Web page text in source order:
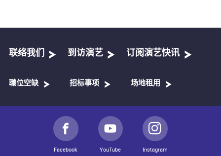
联络我们 到访演艺 订阅演艺快讯
職位空缺 招标事项 场地租用
Facebook YouTube Instagram